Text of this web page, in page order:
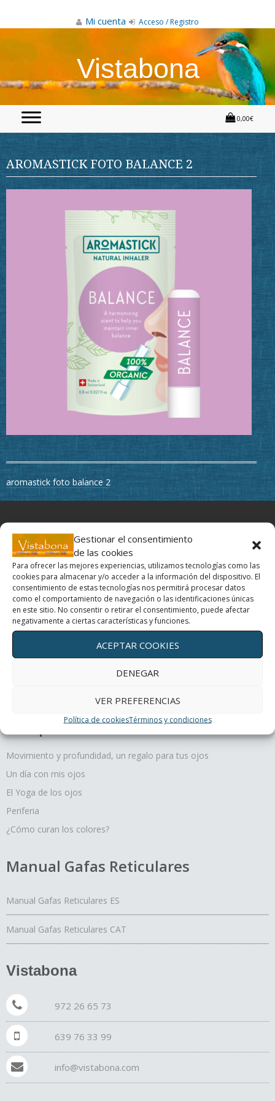
Gestionar el consentimiento
de las cookies
Para ofrecer las mejores experiencias, utilizamos tecnologías como las
cookies para almacenar y/o acceder a la información del dispositivo. El
consentimiento de estas tecnologías nos permitirá procesar datos
como el comportamiento de navegación o las identificaciones únicas
en este sitio. No consentir o retirar el consentimiento, puede afectar
negativamente a ciertas características y funciones.
ACEPTAR COOKIES
DENEGAR
VER PREFERENCIAS
Política de cookiesTérminos y condiciones
Mi cuenta Acceso / Registro
Vistabona
0,00€
AROMASTICK FOTO BALANCE 2
Navegación
de
aromastick foto balance 2
Un día con mis ojos
El Yoga de los ojos
Periferia
¿Cómo curan los colores?
Terapias oculares
Movimiento y profundidad, un regalo para tus ojos
Un día con mis ojos
El Yoga de los ojos
Periferia
¿Cómo curan los colores?
Manual Gafas Reticulares
Manual Gafas Reticulares ES
Manual Gafas Reticulares CAT
Vistabona
972 26 65 73
639 76 33 99
info@vistabona.com